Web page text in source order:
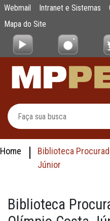
Pular para o Conteúdo principal
Biblioteca
Webmail Intranet e Sistemas
Mapa do Site
Home
Biblioteca
Júnior
Biblioteca